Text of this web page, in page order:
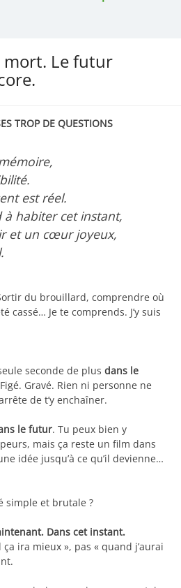
mort. Le futur
TROP DE QUESTIONS
est réel.
à habiter cet instant,
et un cœur joyeux,
du brouillard, comprendre où
cassé… Je te comprends. J’y suis
seconde de plus dans le
Gravé. Rien ni personne ne
de t’y enchaîner.
le futur. Tu peux bien y
mais ça reste un film dans
idée jusqu’à ce qu’il devienne…
simple et brutale ?
Dans cet instant.
ira mieux », pas « quand j’aurai